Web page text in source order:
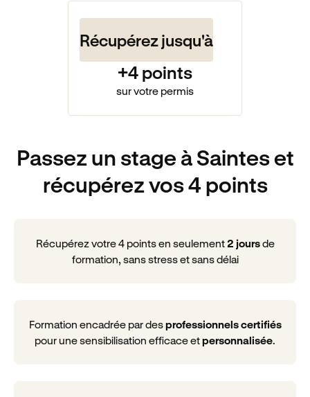
Récupérez jusqu'à
+4 points
sur votre permis
Passez un stage à Saintes et
récupérez vos 4 points
Récupérez votre 4 points en seulement2 joursde
formation, sans stress et sans délai
Formation encadrée par desprofessionnels certifiés
pour une sensibilisation efficace etpersonnalisée.